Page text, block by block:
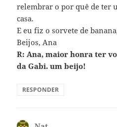
relembrar o por quê de ter
casa.
E eu fiz o sorvete de
Beijos, Ana
R: Ana, maior honra ter
da Gabi. um beijo!
RESPONDER